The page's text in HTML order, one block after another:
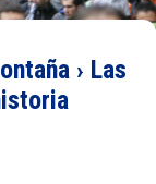
› Las